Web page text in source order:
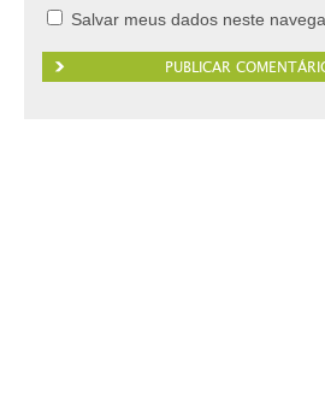
Salvar meus dados neste